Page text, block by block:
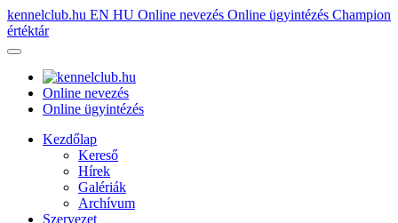
kennelclub.hu EN HU Online nevezés Online ügyintézés Champion
értéktár
Online nevezés
Online ügyintézés
Kezdőlap
Kereső
Hírek
Galériák
Archívum
Szervezet